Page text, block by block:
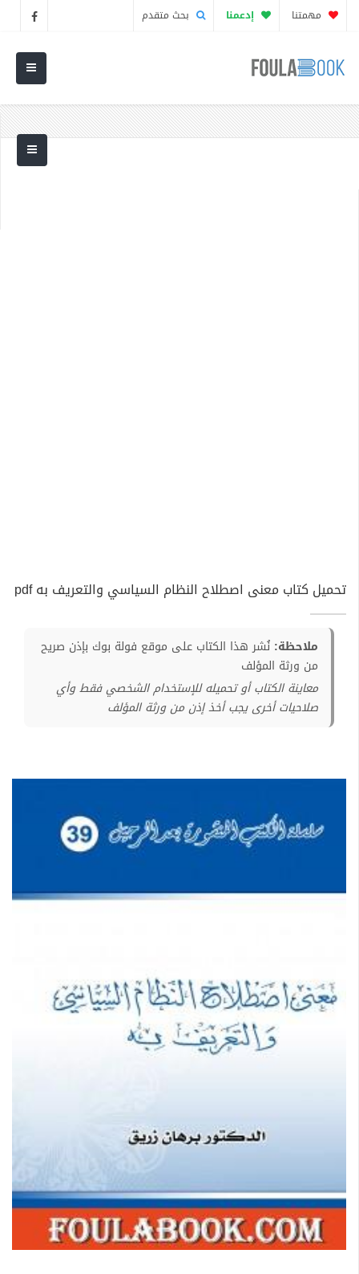
مهمتنا إدعمنا بحث متقدم
تحميل كتاب معنى اصطلاح النظام السياسي والتعريف به pdf
ملاحظة: نُشر هذا الكتاب على موقع فولة بوك بإذن صريح
من ورثة المؤلف
معاينة الكتاب أو تحميله للإستخدام الشخصي فقط وأي
صلاحيات أخرى يجب أخذ إذن من ورثة المؤلف